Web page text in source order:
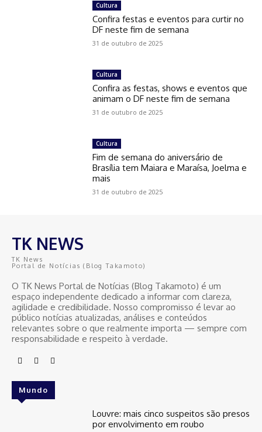
Cultura
Confira festas e eventos para curtir no
DF neste fim de semana
31 de outubro de 2025
Cultura
Confira as festas, shows e eventos que
animam o DF neste fim de semana
31 de outubro de 2025
Cultura
Fim de semana do aniversário de
Brasília tem Maiara e Maraísa, Joelma e
mais
31 de outubro de 2025
TK NEWS
TK News
Portal de Notícias (Blog Takamoto)
O TK News Portal de Notícias (Blog Takamoto) é um
espaço independente dedicado a informar com clareza,
agilidade e credibilidade. Nosso compromisso é levar ao
público notícias atualizadas, análises e conteúdos
relevantes sobre o que realmente importa — sempre com
responsabilidade e respeito à verdade.
Mundo
Louvre: mais cinco suspeitos são presos
por envolvimento em roubo